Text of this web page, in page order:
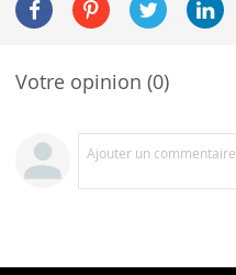
Votre opinion (0)
Ajouter un commentaire